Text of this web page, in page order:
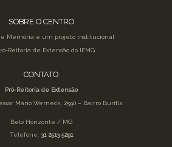
SOBRE O CENTRO
Memória é um projeto institucional
Reitoria de Extensão do IFMG
CONTATO
Pró-Reitoria de Extensão
Mário Werneck, 2590 – Bairro Buritis
Belo Horizonte / MG
Telefone:31 2513 5291